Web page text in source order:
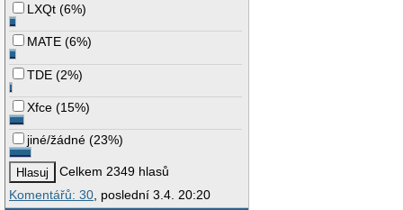
LXQt (6%)
MATE (6%)
TDE (2%)
Xfce (15%)
jiné/žádné (23%)
Celkem 2349 hlasů
Komentářů: 30 , poslední 3.4. 20:20